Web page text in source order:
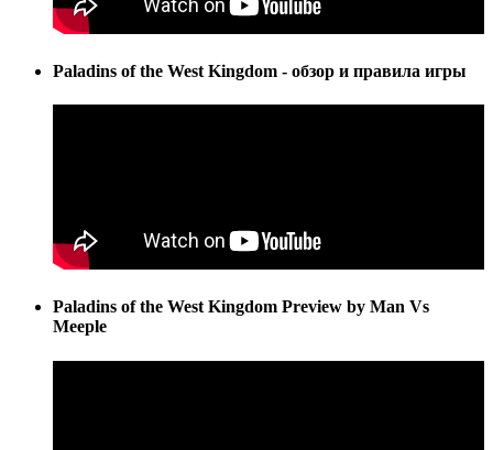
Paladins of the West Kingdom - обзор и правила игры
Paladins of the West Kingdom Preview by Man Vs
Meeple